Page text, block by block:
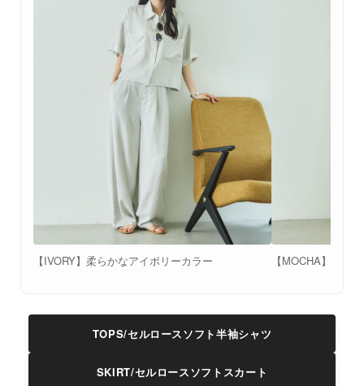
【IVORY】柔らかなアイボリーカラー 【MOCHA】トレ
TOPS/セルロースソフト半袖シャツ
SKIRT/セルロースソフトスカート